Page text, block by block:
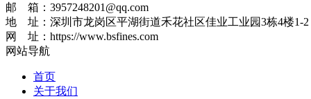
邮 箱：3957248201@qq.com
地 址：深圳市龙岗区平湖街道禾花社区佳业工业园3栋4楼1-2
网 址：https://www.bsfines.com
网站导航
首页
关于我们